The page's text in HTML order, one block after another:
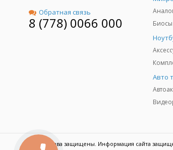
Обратная связь
8 (778) 0066 000
Биосы
Авто
© Все права защищены. Информация сайта